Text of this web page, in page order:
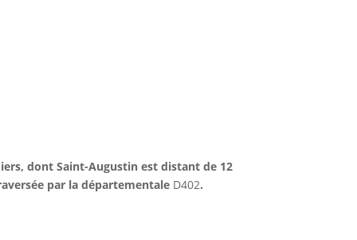
dont Saint-Augustin est distant de 12
par la départementale D402.